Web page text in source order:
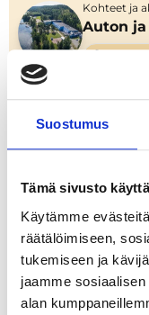
Suostumus
Tämä sivusto
Käytämme
räätälöimiseen,
tukemiseen ja
jaamme
alan
Kohteet ja
Auton
Kohteet ja
Museot
Kohteet ja
Aron
Lapsille
Kohteet ja
Eläin- ja